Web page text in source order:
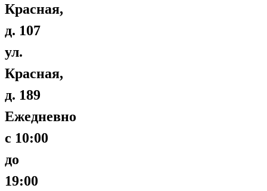
Красная,
д. 107
ул.
Красная,
д. 189
Ежедневно
с 10:00
до
19:00